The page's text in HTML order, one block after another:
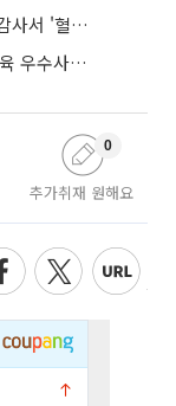
인사도, 회계도 무너진 부산테크노파크…감사서 '혈세 유용·인사 뒤집기' 적발
경남정보대, 부산 지역 맞춤형 평생직업교육 우수사례로 혁신 주도
추가취재 원해요
0